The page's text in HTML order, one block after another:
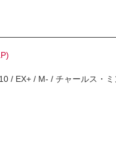
/ EX+ / M- / チャールス・ミ